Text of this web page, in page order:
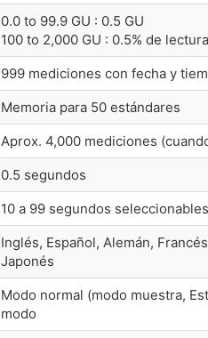
0.0 to 99.9 GU : 0.5 GU
100 to 2,000 GU : 0.5% de lectura
999 mediciones con fecha y
Memoria para 50 estándares
Aprox. 4,000 mediciones
0.5 segundos
10 a 99 segundos seleccionables
Inglés, Español, Alemán,
Japonés
Modo normal (modo muestra,
modo